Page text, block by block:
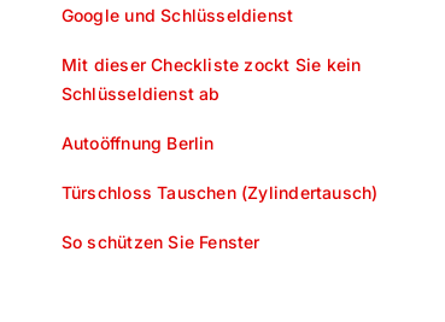
Google und Schlüsseldienst
Mit dieser Checkliste zockt Sie kein
Schlüsseldienst ab
Autoöffnung Berlin
Türschloss Tauschen (Zylindertausch)
So schützen Sie Fenster